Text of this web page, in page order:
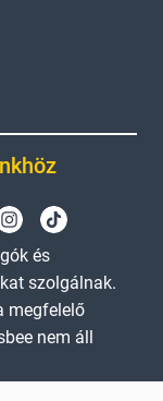
és
szolgálnak.
megfelelő
nem áll